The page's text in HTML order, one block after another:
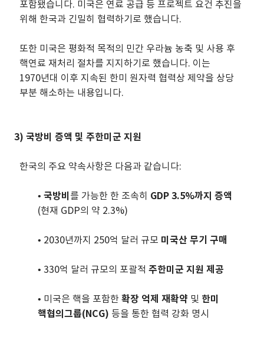
포함됐습니다. 미국은 연료 공급 등 프로젝트 요건 추진을
위해 한국과 긴밀히 협력하기로 했습니다.
또한 미국은 평화적 목적의 민간 우라늄 농축 및 사용 후
핵연료 재처리 절차를 지지하기로 했습니다. 이는
1970년대 이후 지속된 한미 원자력 협력상 제약을 상당
부분 해소하는 내용입니다.
3) 국방비 증액 및 주한미군 지원
한국의 주요 약속사항은 다음과 같습니다:
• 국방비 를 가능한 한 조속히 GDP 3.5%까지 증액
(현재 GDP의 약 2.3%)
• 2030년까지 250억 달러 규모 미국산 무기 구매
• 330억 달러 규모의 포괄적 주한미군 지원 제공
• 미국은 핵을 포함한 확장 억제 재확약 및 한미
핵협의그룹(NCG) 등을 통한 협력 강화 명시